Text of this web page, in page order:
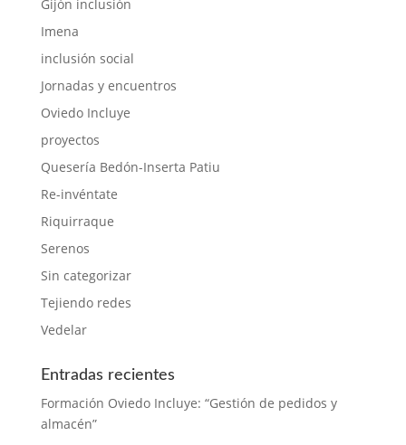
Gijón inclusión
Imena
inclusión social
Jornadas y encuentros
Oviedo Incluye
proyectos
Quesería Bedón-Inserta Patiu
Re-invéntate
Riquirraque
Serenos
Sin categorizar
Tejiendo redes
Vedelar
Entradas recientes
Formación Oviedo Incluye: “Gestión de pedidos y
almacén”